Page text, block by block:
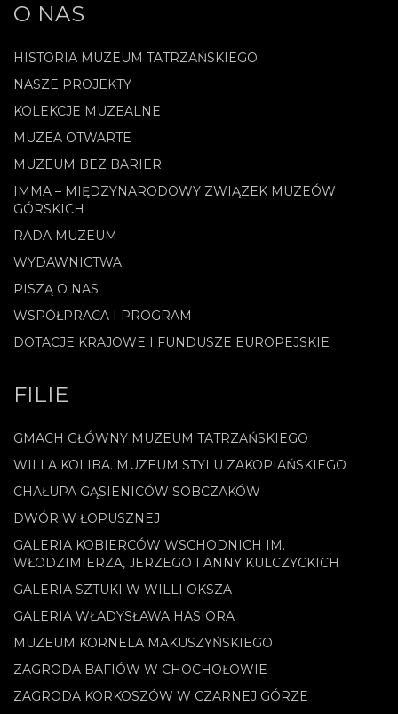
O NAS
HISTORIA MUZEUM TATRZAŃSKIEGO
NASZE PROJEKTY
KOLEKCJE MUZEALNE
MUZEA OTWARTE
MUZEUM BEZ BARIER
IMMA – MIĘDZYNARODOWY ZWIĄZEK MUZEÓW
GÓRSKICH
RADA MUZEUM
WYDAWNICTWA
PISZĄ O NAS
WSPÓŁPRACA I PROGRAM
DOTACJE KRAJOWE I FUNDUSZE EUROPEJSKIE
FILIE
GMACH GŁÓWNY MUZEUM TATRZAŃSKIEGO
WILLA KOLIBA. MUZEUM STYLU ZAKOPIAŃSKIEGO
CHAŁUPA GĄSIENICÓW SOBCZAKÓW
DWÓR W ŁOPUSZNEJ
GALERIA KOBIERCÓW WSCHODNICH IM.
WŁODZIMIERZA, JERZEGO I ANNY KULCZYCKICH
GALERIA SZTUKI W WILLI OKSZA
GALERIA WŁADYSŁAWA HASIORA
MUZEUM KORNELA MAKUSZYŃSKIEGO
ZAGRODA BAFIÓW W CHOCHOŁOWIE
ZAGRODA KORKOSZÓW W CZARNEJ GÓRZE